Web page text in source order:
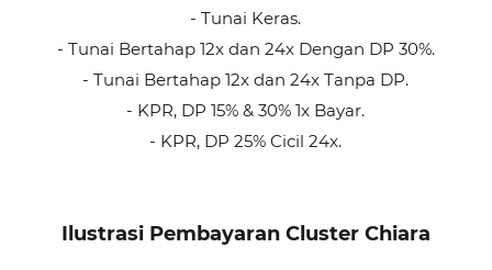
- Tunai Keras.
- Tunai Bertahap 12x dan 24x Dengan DP 30%.
- Tunai Bertahap 12x dan 24x Tanpa DP.
- KPR, DP 15% & 30% 1x Bayar.
- KPR, DP 25% Cicil 24x.
Ilustrasi Pembayaran Cluster Chiara